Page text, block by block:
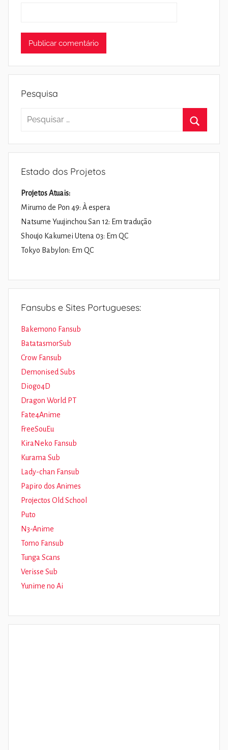
Pesquisa
Pesquisar
Estado dos Projetos
Projetos Atuais:
Mirumo de Pon 49: À espera
Natsume Yuujinchou San 12: Em tradução
Shoujo Kakumei Utena 03: Em QC
Tokyo Babylon: Em QC
Fansubs e Sites Portugueses:
Bakemono Fansub
BatatasmorSub
Crow Fansub
Demonised Subs
Diogo4D
Dragon World PT
Fate4Anime
FreeSouEu
KiraNeko Fansub
Kurama Sub
Lady-chan Fansub
Papiro dos Animes
Projectos Old School
Puto
N3-Anime
Tomo Fansub
Tunga Scans
Verisse Sub
Yunime no Ai